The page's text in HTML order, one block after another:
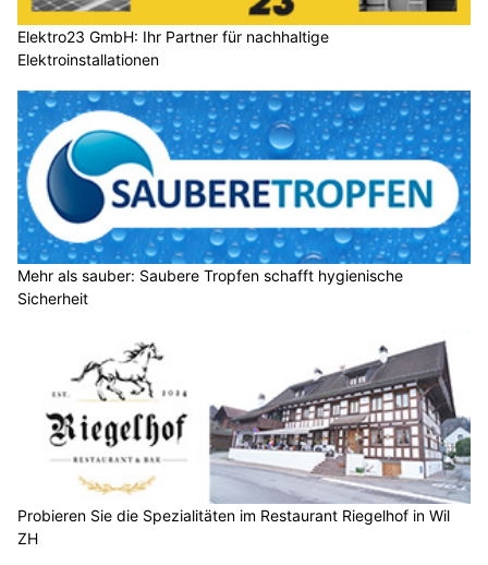
Elektro23 GmbH: Ihr Partner für nachhaltige
Elektroinstallationen
Mehr als sauber: Saubere Tropfen schafft hygienische
Sicherheit
Probieren Sie die Spezialitäten im Restaurant Riegelhof in Wil
ZH